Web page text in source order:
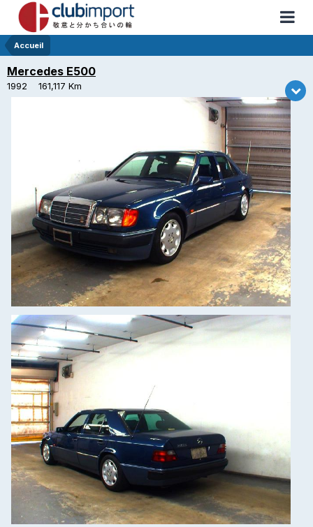
Accueil
Mercedes E500
1992 161,117 Km